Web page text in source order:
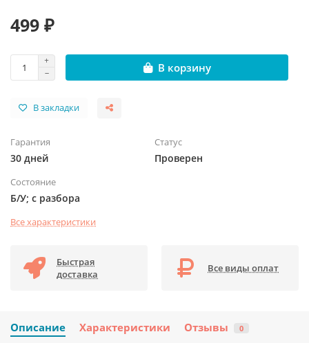
499 ₽
В корзину
В закладки
Гарантия
30 дней
Статус
Проверен
Состояние
Б/У; с разбора
Все характеристики
Быстрая
доставка
Все виды оплат
Описание Характеристики Отзывы 0